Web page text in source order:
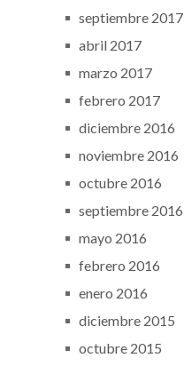
septiembre 2017
abril 2017
marzo 2017
febrero 2017
diciembre 2016
noviembre 2016
octubre 2016
septiembre 2016
mayo 2016
febrero 2016
enero 2016
diciembre 2015
octubre 2015